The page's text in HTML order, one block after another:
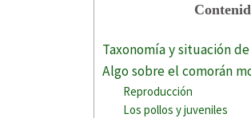
Taxonomía y situación
Algo sobre el comorán
Reproducción
Los pollos y juveniles